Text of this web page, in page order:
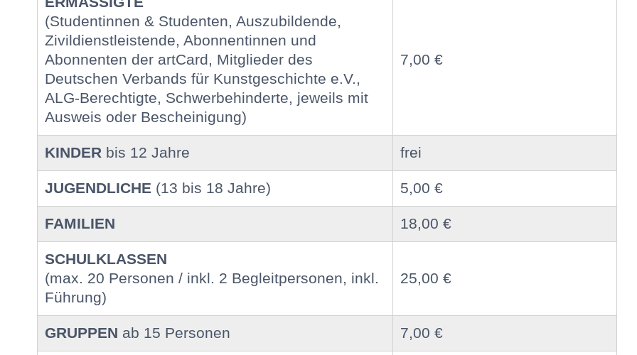
(Studentinnen & Studenten, Auszubildende,
Zivildienstleistende, Abonnentinnen und
Abonnenten der artCard, Mitglieder des
Deutschen Verbands für Kunstgeschichte e.V.,
ALG-Berechtigte, Schwerbehinderte, jeweils mit
Ausweis oder Bescheinigung)
7,00 €
KINDER bis 12 Jahre frei
JUGENDLICHE (13 bis 18 Jahre) 5,00 €
FAMILIEN 18,00 €
SCHULKLASSEN
(max. 20 Personen / inkl. 2 Begleitpersonen, inkl.
Führung)
25,00 €
GRUPPEN ab 15 Personen 7,00 €